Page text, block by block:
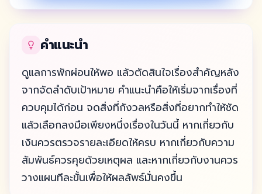
คำแนะนำ
ดูแลการพักผ่อนให้พอ แล้วตัดสินใจเรื่องสำคัญหลัง
จากจัดลำดับเป้าหมาย คำแนะนำคือให้เริ่มจากเรื่องที่
ควบคุมได้ก่อน จดสิ่งที่กังวลหรือสิ่งที่อยากทำให้ชัด
แล้วเลือกลงมือเพียงหนึ่งเรื่องในวันนี้ หากเกี่ยวกับ
เงินควรตรวจรายละเอียดให้ครบ หากเกี่ยวกับความ
สัมพันธ์ควรคุยด้วยเหตุผล และหากเกี่ยวกับงานควร
วางแผนทีละขั้นเพื่อให้ผลลัพธ์มั่นคงขึ้น